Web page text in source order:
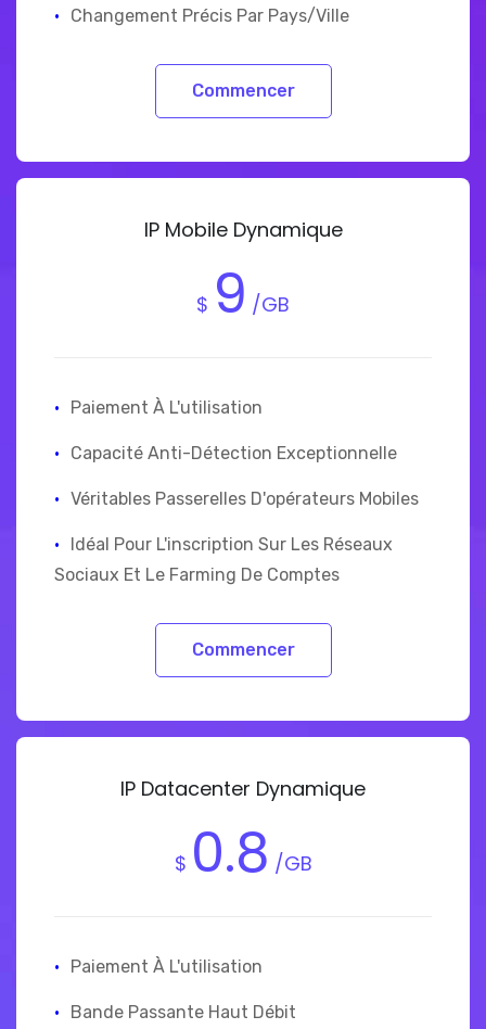
· Changement Précis Par Pays/ville
Commencer
IP Mobile Dynamique
$ 9 /GB
· Paiement À L'utilisation
· Capacité Anti-Détection Exceptionnelle
· Véritables Passerelles D'opérateurs Mobiles
·
Idéal Pour L'inscription Sur Les Réseaux
Sociaux Et Le Farming De Comptes
Commencer
IP Datacenter Dynamique
$ 0.8 /GB
· Paiement À L'utilisation
· Bande Passante Haut Débit